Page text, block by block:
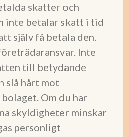
skatter och
inte betalar skatt i tid
själv få betala den.
Inte
till betydande
slå hårt mot
Om du har
skyldigheter minskar
personligt